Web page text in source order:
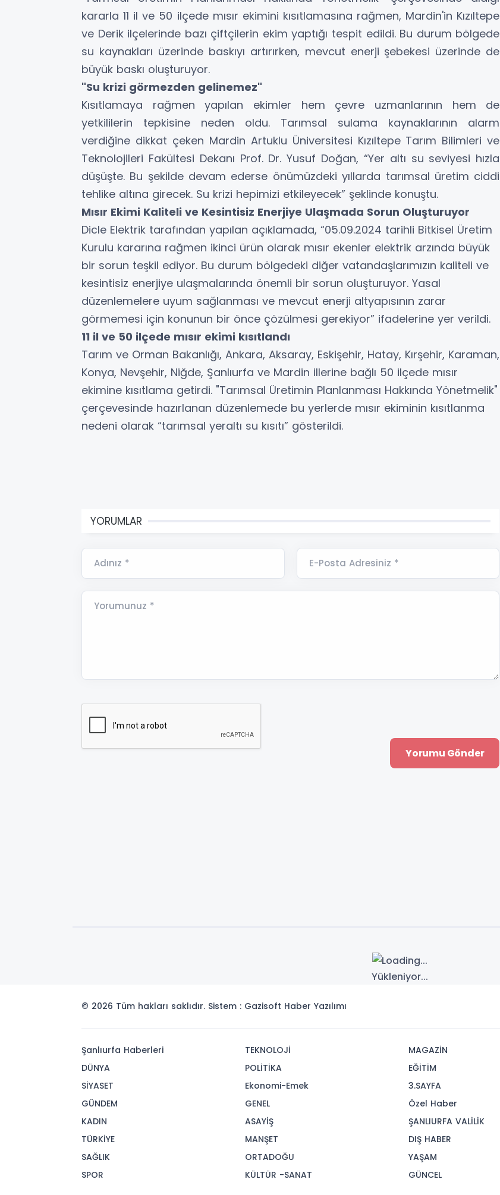
kararla 11 il ve 50 ilçede mısır ekimini kısıtlamasına rağmen, Mardin'in Kızıltepe
ve Derik ilçelerinde bazı çiftçilerin ekim yaptığı tespit edildi. Bu durum bölgede
su kaynakları üzerinde baskıyı artırırken, mevcut enerji şebekesi üzerinde de
büyük baskı oluşturuyor.
"Su krizi görmezden gelinemez"
Kısıtlamaya rağmen yapılan ekimler hem çevre uzmanlarının hem de
yetkililerin tepkisine neden oldu. Tarımsal sulama kaynaklarının alarm
verdiğine dikkat çeken Mardin Artuklu Üniversitesi Kızıltepe Tarım Bilimleri ve
Teknolojileri Fakültesi Dekanı Prof. Dr. Yusuf Doğan, “Yer altı su seviyesi hızla
düşüşte. Bu şekilde devam ederse önümüzdeki yıllarda tarımsal üretim ciddi
tehlike altına girecek. Su krizi hepimizi etkileyecek” şeklinde konuştu.
Mısır Ekimi Kaliteli ve Kesintisiz Enerjiye Ulaşmada Sorun Oluşturuyor
Dicle Elektrik tarafından yapılan açıklamada, “05.09.2024 tarihli Bitkisel Üretim
Kurulu kararına rağmen ikinci ürün olarak mısır ekenler elektrik arzında büyük
bir sorun teşkil ediyor. Bu durum bölgedeki diğer vatandaşlarımızın kaliteli ve
kesintisiz enerjiye ulaşmalarında önemli bir sorun oluşturuyor. Yasal
düzenlemelere uyum sağlanması ve mevcut enerji altyapısının zarar
görmemesi için konunun bir önce çözülmesi gerekiyor” ifadelerine yer verildi.
11 il ve 50 ilçede mısır ekimi kısıtlandı
Tarım ve Orman Bakanlığı, Ankara, Aksaray, Eskişehir, Hatay, Kırşehir, Karaman,
Konya, Nevşehir, Niğde, Şanlıurfa ve Mardin illerine bağlı 50 ilçede mısır
ekimine kısıtlama getirdi. "Tarımsal Üretimin Planlanması Hakkında Yönetmelik"
çerçevesinde hazırlanan düzenlemede bu yerlerde mısır ekiminin kısıtlanma
nedeni olarak “tarımsal yeraltı su kısıtı” gösterildi.
YORUMLAR
Adınız * E-Posta Adresiniz *
Yorumunuz *
Yükleniyor...
© 2026 Tüm hakları saklıdır. Sistem : Gazisoft Haber Yazılımı
Şanlıurfa Haberleri
DÜNYA
SİYASET
GÜNDEM
KADIN
TÜRKİYE
SAĞLIK
SPOR
TEKNOLOJİ
POLİTİKA
Ekonomi-Emek
GENEL
ASAYİŞ
MANŞET
ORTADOĞU
KÜLTÜR -SANAT
MAGAZİN
EĞİTİM
3.SAYFA
Özel Haber
ŞANLIURFA VALİLİK
DIŞ HABER
YAŞAM
GÜNCEL